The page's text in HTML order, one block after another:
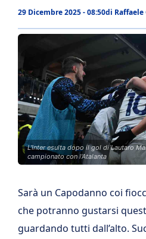
29 Dicembre 2025 - 08:50di Raffaele
L'Inter esulta dopo il gol di Lautaro
campionato con l'Atalanta
Sarà un Capodanno coi
che potranno gustarsi
guardando tutti dall’alto.